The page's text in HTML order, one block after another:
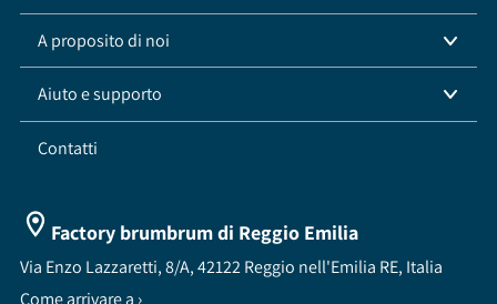
A proposito di noi
Aiuto e supporto
Contatti
Factory brumbrum di Reggio Emilia
Via Enzo Lazzaretti, 8/A, 42122 Reggio nell'Emilia RE, Italia
Come arrivare a ›